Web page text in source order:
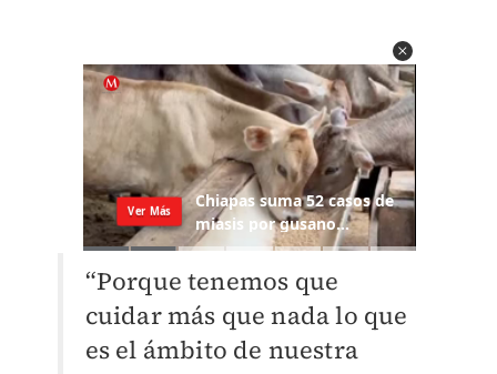
“Porque tenemos que
cuidar más que nada lo que
es el ámbito de nuestra